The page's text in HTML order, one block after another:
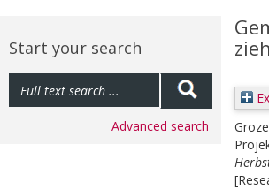
Start your search
Advanced search